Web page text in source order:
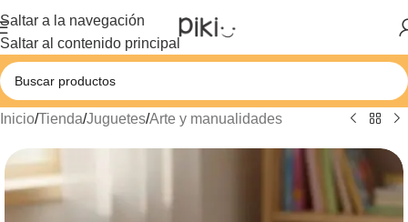
Saltar a la navegación
Saltar al contenido principal
Inicio/Tienda/Juguetes/Arte y manualidades